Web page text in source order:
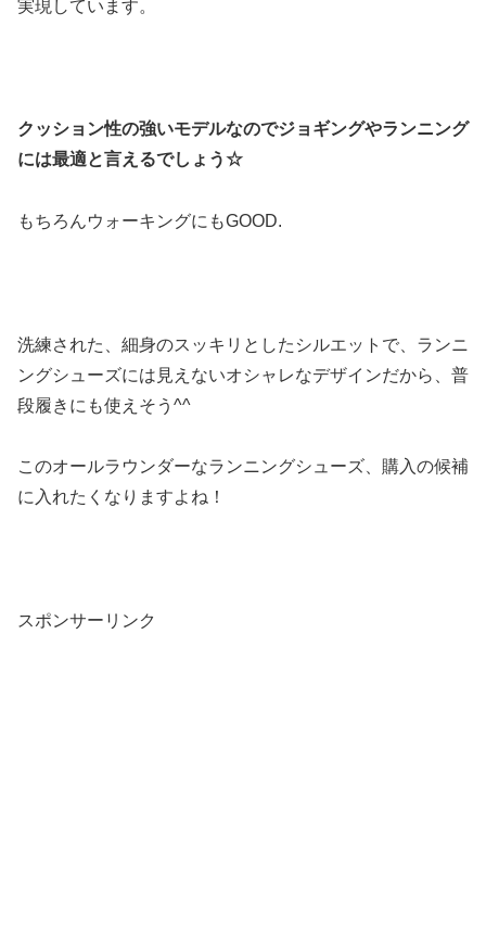
実現しています。
クッション性の強いモデルなのでジョギングやランニング
には最適と言えるでしょう☆
もちろんウォーキングにもGOOD.
洗練された、細身のスッキリとしたシルエットで、ランニ
ングシューズには見えないオシャレなデザインだから、普
段履きにも使えそう^^
このオールラウンダーなランニングシューズ、購入の候補
に入れたくなりますよね！
スポンサーリンク